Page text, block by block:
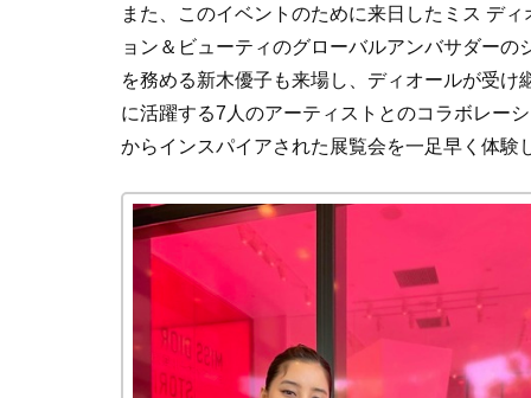
また、このイベントのために来日したミス デ
ョン＆ビューティのグローバルアンバサダーの
を務める新木優子も来場し、ディオールが受
に活躍する7 人のアーティストとのコラボレー
からインスパイアされた展覧会を一足早く体験